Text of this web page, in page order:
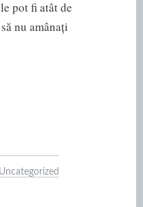
pot fi atât de
nu amânați
Uncategorized